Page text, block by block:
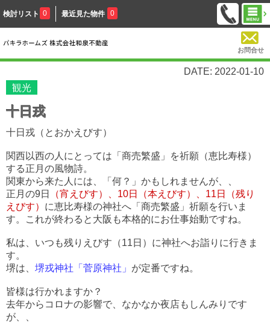
検討リスト 0 最近見た物件 0
お問合せ
DATE: 2022-01-10
観光
十日戎
十日戎（とおかえびす）
関西以西の人にとっては「商売繁盛」を祈願（恵比寿様）
する正月の風物詩。
関東から来た人には、「何？」かもしれませんが、、
正月の9日
（宵えびす）、 10日（本えびす）、 11日（残り
えびす） に恵比寿様の神社へ「商売繁盛」祈願を行いま
す。これが終わると大阪も本格的にお仕事始動ですね。
私は、いつも残りえびす（11日）に神社へお詣りに行きま
す。
堺は、 堺戎神社「菅原神社」 が定番ですね。
皆様は行かれますか？
去年からコロナの影響で、なかなか夜店もしんみりです
が、、